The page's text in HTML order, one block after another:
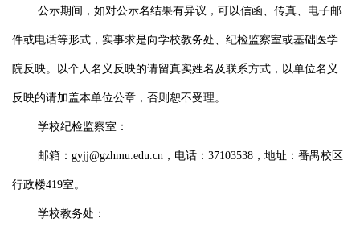
公示期间，如对公示名结果有异议，可以信函、传真、电子邮
件或电话等形式，实事求是向学校教务处、纪检监察室或基础医学
院反映。以个人名义反映的请留真实姓名及联系方式，以单位名义
反映的请加盖本单位公章，否则恕不受理。
学校纪检监察室：
邮箱：gyjj@gzhmu.edu.cn，电话：37103538，地址：番禺校区
行政楼419室。
学校教务处：